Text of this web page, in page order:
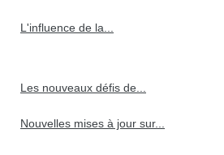
L'influence de la...
Les nouveaux défis de...
Nouvelles mises à jour sur...